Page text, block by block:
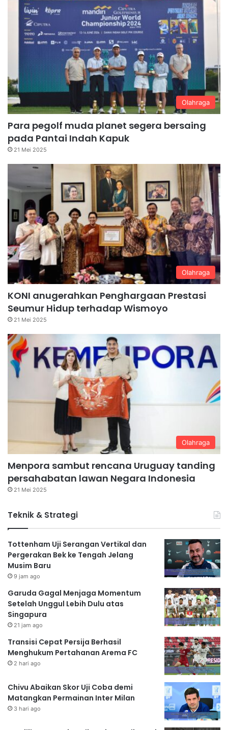
Olahraga
Para pegolf muda planet segera bersaing
pada Pantai Indah Kapuk
21 Mei 2025
Olahraga
KONI anugerahkan Penghargaan Prestasi
Seumur Hidup terhadap Wismoyo
21 Mei 2025
Olahraga
Menpora sambut rencana Uruguay tanding
persahabatan lawan Negara Indonesia
21 Mei 2025
Teknik & Strategi
Tottenham Uji Serangan Vertikal dan
Pergerakan Bek ke Tengah Jelang
Musim Baru
9 jam ago
Garuda Gagal Menjaga Momentum
Setelah Unggul Lebih Dulu atas
Singapura
21 jam ago
Transisi Cepat Persija Berhasil
Menghukum Pertahanan Arema FC
2 hari ago
Chivu Abaikan Skor Uji Coba demi
Matangkan Permainan Inter Milan
3 hari ago